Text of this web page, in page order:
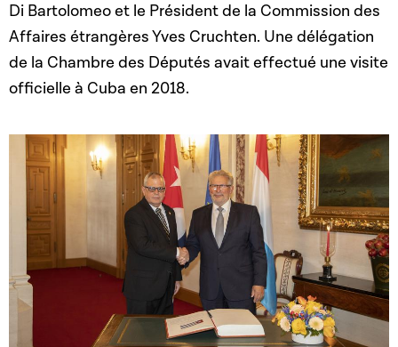
Di Bartolomeo et le Président de la Commission des
Affaires étrangères Yves Cruchten. Une délégation
de la Chambre des Députés avait effectué une visite
officielle à Cuba en 2018.